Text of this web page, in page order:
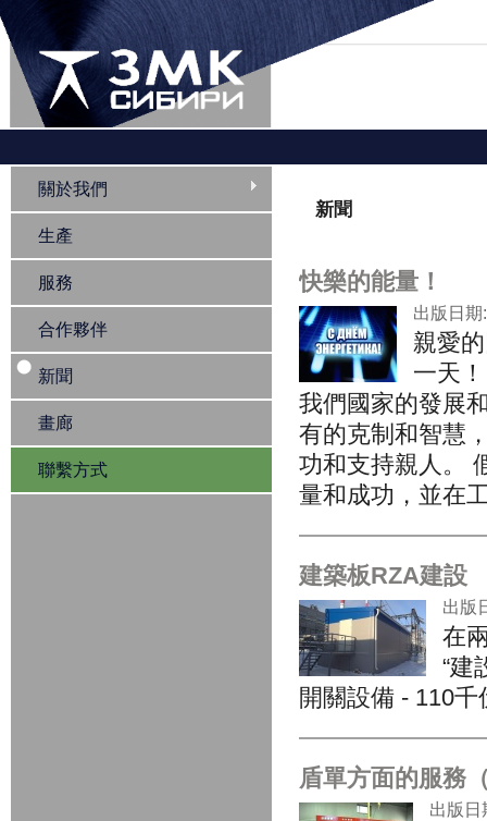
關於我們
生產
服務
合作夥伴
新聞
畫廊
聯繫方式
新聞
快樂的能量！
出版日
親愛
一天
我們國家的發展
有的克制和智慧
功和支持親人。
量和成功，並在
建築板RZA建設
出版
在
“建
開關設備 - 110
盾單方面的服務
出版日